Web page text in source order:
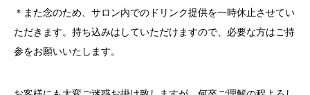
＊また念のため、サロン内でのドリンク提供を一時休止させてい
ただきます。持ち込みはしていただけますので、必要な方はご持
参をお願いいたします。